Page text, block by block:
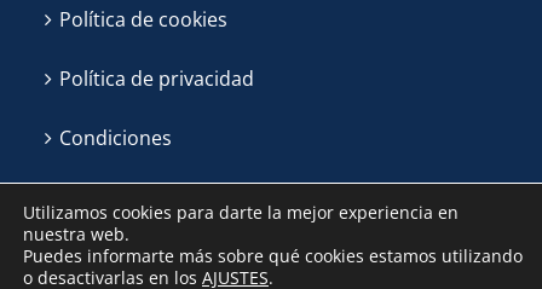
Política de cookies
Política de privacidad
Condiciones
Utilizamos cookies para darte la mejor experiencia en
nuestra web.
Puedes informarte más sobre qué cookies estamos utilizando
o desactivarlas en los AJUSTES.